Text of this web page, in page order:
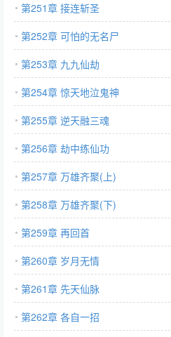
第251章 接连斩圣
第252章 可怕的无名尸
第253章 九九仙劫
第254章 惊天地泣鬼神
第255章 逆天融三魂
第256章 劫中练仙功
第257章 万雄齐聚(上)
第258章 万雄齐聚(下)
第259章 再回首
第260章 岁月无情
第261章 先天仙脉
第262章 各自一招